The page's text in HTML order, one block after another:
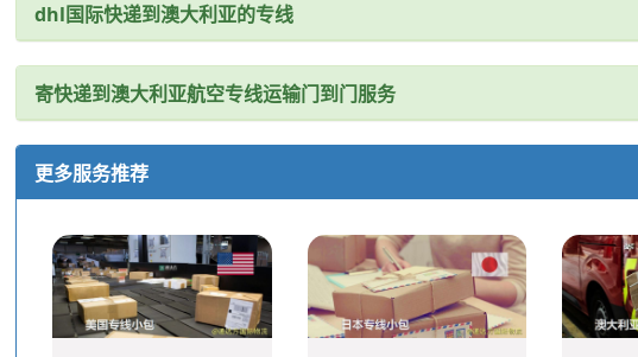
dhl国际快递到澳大利亚的专线
寄快递到澳大利亚航空专线运输门到门服务
更多服务推荐